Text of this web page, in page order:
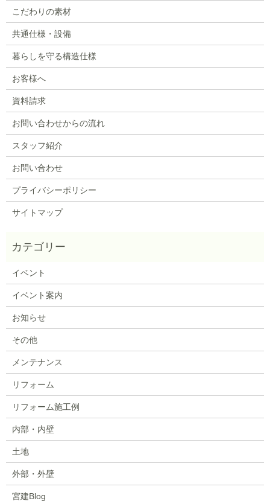
こだわりの素材
共通仕様・設備
暮らしを守る構造仕様
お客様へ
資料請求
お問い合わせからの流れ
スタッフ紹介
お問い合わせ
プライバシーポリシー
サイトマップ
イベント
イベント案内
お知らせ
その他
メンテナンス
リフォーム
リフォーム施工例
内部・内壁
土地
外部・外壁
宮建Blog